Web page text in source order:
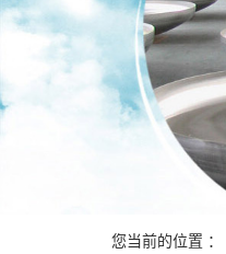
您当前的位置 ：